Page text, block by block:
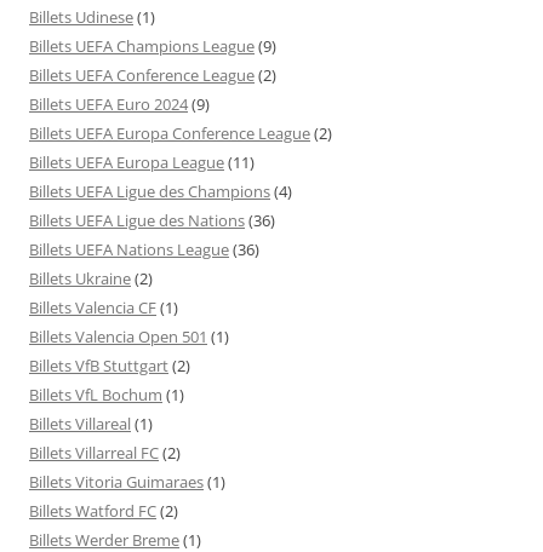
Billets Udinese(1)
Billets UEFA Champions League(9)
Billets UEFA Conference League(2)
Billets UEFA Euro 2024(9)
Billets UEFA Europa Conference League(2)
Billets UEFA Europa League(11)
Billets UEFA Ligue des Champions(4)
Billets UEFA Ligue des Nations(36)
Billets UEFA Nations League(36)
Billets Ukraine(2)
Billets Valencia CF(1)
Billets Valencia Open 501 (1)
Billets VfB Stuttgart(2)
Billets VfL Bochum (1)
Billets Villareal(1)
Billets Villarreal FC(2)
Billets Vitoria Guimaraes(1)
Billets Watford FC(2)
Billets Werder Breme(1)